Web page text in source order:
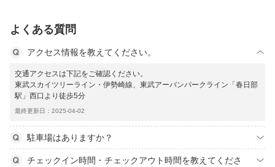
よくある質問
アクセス情報を教えてください。
交通アクセスは下記をご確認ください。
東武スカイツリーライン・伊勢崎線、東武アーバンパークライン「春日部
駅」西口より徒歩5分
最終更新日：2025-04-02
駐車場はありますか？
チェックイン時間・チェックアウト時間を教えてくださ